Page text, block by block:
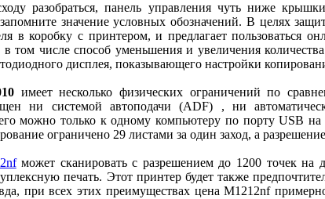
разобраться, панель управления чуть ниже
значение условных обозначений. В целях
в коробку с принтером, и предлагает пользоваться
том числе способ уменьшения и увеличения
дисплея, показывающего настройки
имеет несколько физических ограничений по
ни системой автоподачи (ADF) , ни
можно только к одному компьютеру по порту USB на
ограничено 29 листами за один заход, а
может сканировать с разрешением до 1200 точек на
печать. Этот принтер будет также
при всех этих преимуществах цена M1212nf